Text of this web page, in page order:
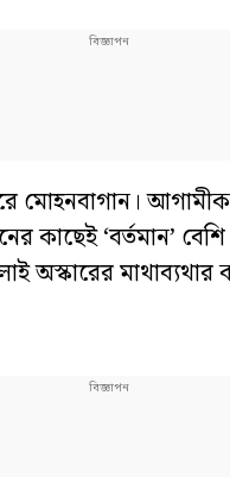
মোহনবাগান।
‘বর্তমান’ বেশি
অস্কারের